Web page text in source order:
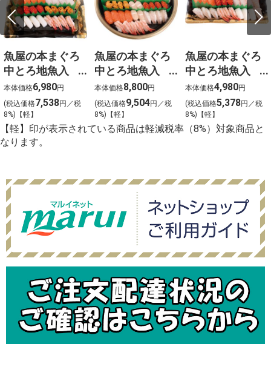
魚屋の本まぐろ
中とろ地魚入
上生寿司 宴
（うたげ）わさ
び抜き【g-2】
本体価格6,980円
(税込価格7,538円／税
8%)【軽】
魚屋の本まぐろ
中とろ地魚入
上生寿司 寿
（ことぶき）わ
さび抜き【g-1】
本体価格8,800円
(税込価格9,504円／税
8%)【軽】
魚屋の本まぐろ
中とろ地魚入
上生寿司 瑞穂
（みずほ）わさ
び抜き【g-3】
本体価格4,980円
(税込価格5,378円／税
8%)【軽】
【軽】印が表示されている商品は軽減税率（8%）対象商品と
なります。